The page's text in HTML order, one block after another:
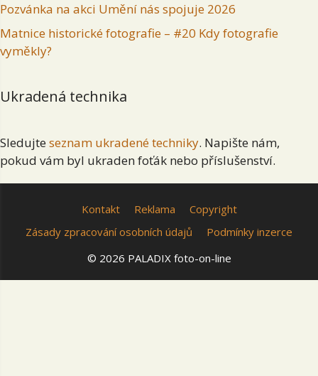
Pozvánka na akci Umění nás spojuje 2026
Matnice historické fotografie – #20 Kdy fotografie
vyměkly?
Ukradená technika
Sledujte seznam ukradené techniky. Napište nám,
pokud vám byl ukraden foťák nebo příslušenství.
Kontakt Reklama
Copyright
Zásady zpracování osobních údajů
Podmínky inzerce
© 2026 PALADIX foto-on-line